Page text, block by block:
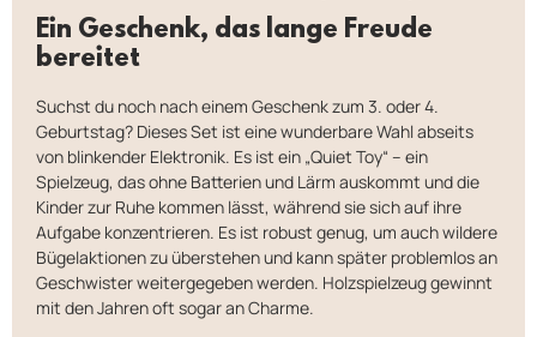
Ein Geschenk, das lange Freude
bereitet
Suchst du noch nach einem Geschenk zum 3. oder 4.
Geburtstag? Dieses Set ist eine wunderbare Wahl abseits
von blinkender Elektronik. Es ist ein „Quiet Toy“ – ein
Spielzeug, das ohne Batterien und Lärm auskommt und die
Kinder zur Ruhe kommen lässt, während sie sich auf ihre
Aufgabe konzentrieren. Es ist robust genug, um auch wildere
Bügelaktionen zu überstehen und kann später problemlos an
Geschwister weitergegeben werden. Holzspielzeug gewinnt
mit den Jahren oft sogar an Charme.